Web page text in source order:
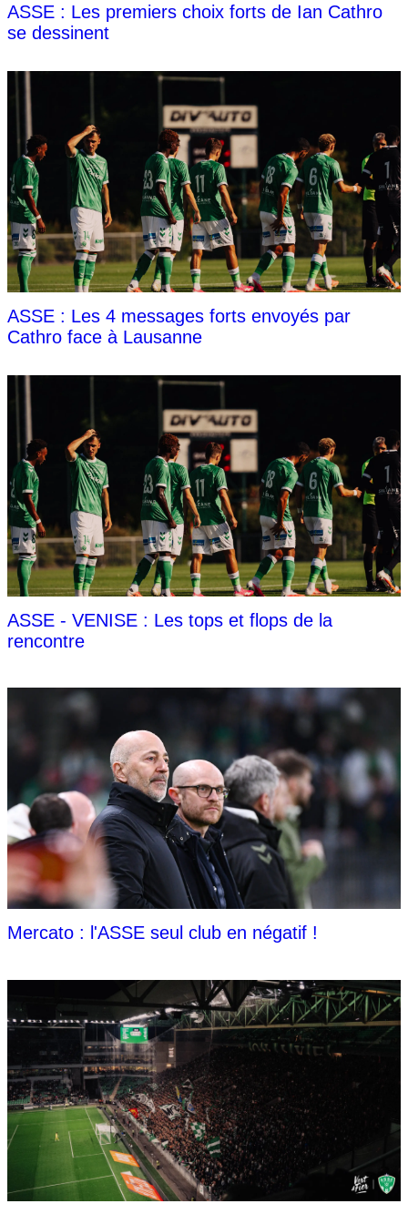
ASSE : Les premiers choix forts de Ian Cathro
se dessinent
ASSE : Les 4 messages forts envoyés par
Cathro face à Lausanne
ASSE - VENISE : Les tops et flops de la
rencontre
Mercato : l'ASSE seul club en négatif !